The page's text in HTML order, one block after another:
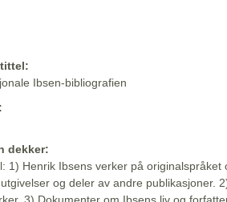
Ibsen-bibliografien
dekker:
1) Henrik Ibsens verker på originalspråket
og deler av andre publikasjoner.
3) Dokumenter om Ibsens liv og